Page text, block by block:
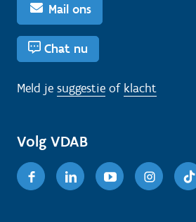
Mail ons
Chat nu
Meld je suggestie of klacht
Volg VDAB
FacebookLinkedinYoutube